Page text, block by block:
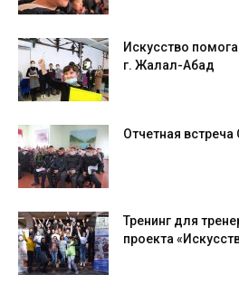
Искусство
г. Жалал-Абад
Отчетная
Тренинг для
проекта